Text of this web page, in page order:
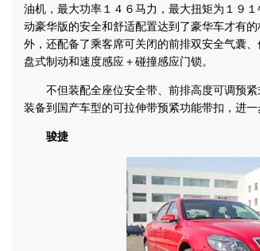
油机，最大功率１４６马力，最大扭矩为１９
动豪华版的安全和舒适配置达到了豪华车才有
外，还配备了乘客席可关闭的前排双安全气囊
盘式制动和速度感应＋碰撞感应门锁。
不但装配全座位安全带、前排高度可调预紧
装备到国产车型的可拉伸带预紧功能带扣，进一
骏捷